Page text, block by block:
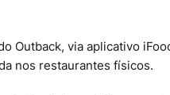
Outback, via aplicativo
nos restaurantes físicos.